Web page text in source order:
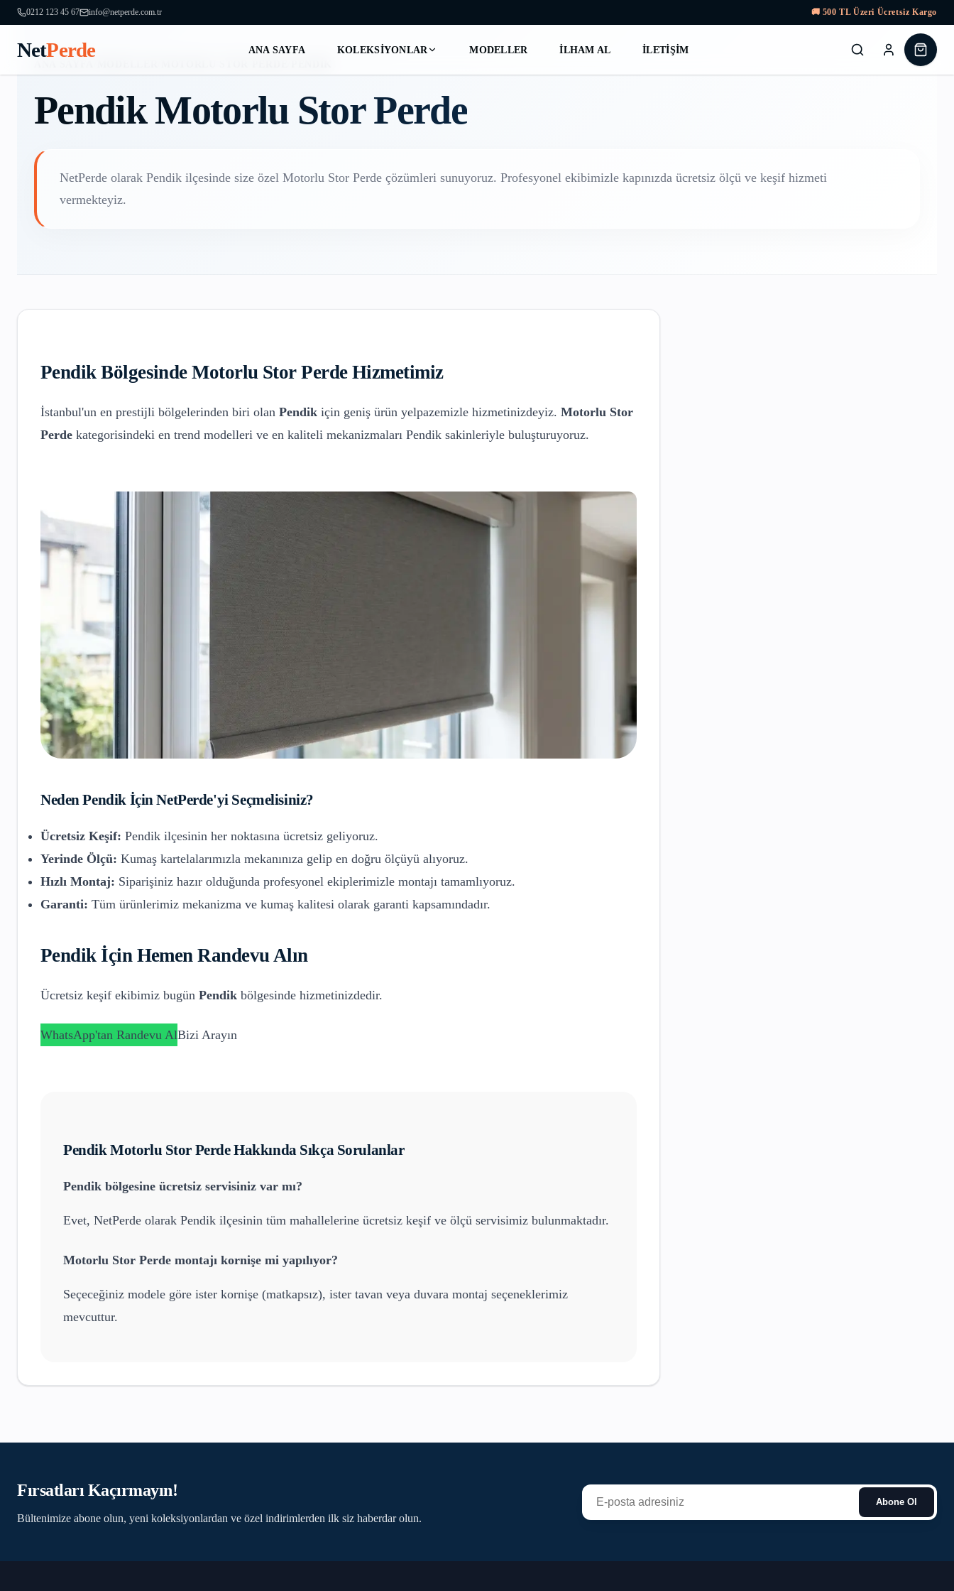
0212 123 45 67 info@netperde.com.tr 🚚 500 TL Üzeri Ücretsiz Kargo
NetPerde ANA SAYFA KOLEKSIYONLAR MODELLER İLHAM AL
İLETIŞIM
Pendik Motorlu Stor Perde
NetPerde olarak Pendik ilçesinde size özel Motorlu Stor Perde çözümleri sunuyoruz. Profesyonel ekibimizle kapınızda ücretsiz ölçü ve keşif hizmeti
vermekteyiz.
PendikBölgesindeMotorlu Stor PerdeHizmetimiz
İstanbul'un en prestijli bölgelerinden biri olan Pendik için geniş ürün yelpazemizle hizmetinizdeyiz. Motorlu Stor
Perde kategorisindeki en trend modelleri ve en kaliteli mekanizmaları Pendik sakinleriyle buluşturuyoruz.
NedenPendikİçin NetPerde'yi Seçmelisiniz?
Ücretsiz Keşif: Pendik ilçesinin her noktasına ücretsiz geliyoruz.
Yerinde Ölçü: Kumaş kartelalarımızla mekanınıza gelip en doğru ölçüyü alıyoruz.
Hızlı Montaj: Siparişiniz hazır olduğunda profesyonel ekiplerimizle montajı tamamlıyoruz.
Garanti: Tüm ürünlerimiz mekanizma ve kumaş kalitesi olarak garanti kapsamındadır.
Pendikİçin Hemen Randevu Alın
Ücretsiz keşif ekibimiz bugün Pendik bölgesinde hizmetinizdedir.
WhatsApp'tan Randevu AlBizi Arayın
PendikMotorlu Stor PerdeHakkında Sıkça Sorulanlar
Pendik bölgesine ücretsiz servisiniz var mı?
Evet, NetPerde olarak Pendik ilçesinin tüm mahallelerine ücretsiz keşif ve ölçü servisimiz bulunmaktadır.
Motorlu Stor Perde montajı kornişe mi yapılıyor?
Seçeceğiniz modele göre ister kornişe (matkapsız), ister tavan veya duvara montaj seçeneklerimiz
mevcuttur.
Fırsatları Kaçırmayın!
Bültenimize abone olun, yeni koleksiyonlardan ve özel indirimlerden ilk siz haberdar olun.
Abone Ol